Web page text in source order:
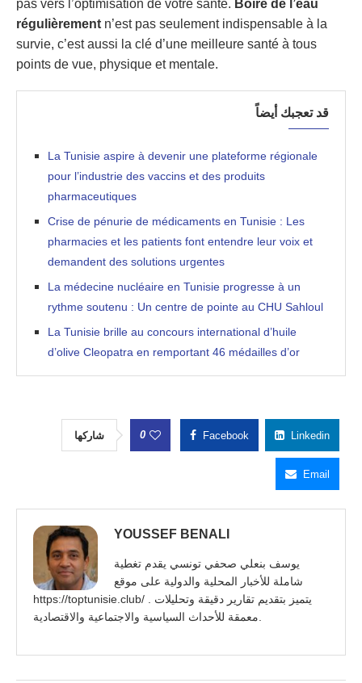
pas vers l’optimisation de votre santé. Boire de l’eau
régulièrement n’est pas seulement indispensable à la
survie, c’est aussi la clé d’une meilleure santé à tous
points de vue, physique et mentale.
قد تعجبك أيضاً
La Tunisie aspire à devenir une plateforme régionale
pour l’industrie des vaccins et des produits
pharmaceutiques
Crise de pénurie de médicaments en Tunisie : Les
pharmacies et les patients font entendre leur voix et
demandent des solutions urgentes
La médecine nucléaire en Tunisie progresse à un
rythme soutenu : Un centre de pointe au CHU Sahloul
La Tunisie brille au concours international d’huile
d’olive Cleopatra en remportant 46 médailles d’or
شاركها 0 Facebook Linkedin
Email
YOUSSEF BENALI
يوسف بنعلي صحفي تونسي يقدم تغطية
شاملة للأخبار المحلية والدولية على موقع
https://toptunisie.club/ . يتميز بتقديم تقارير دقيقة وتحليلات